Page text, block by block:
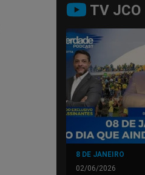
TV JCO
8 DE JANEIRO
02/06/2026